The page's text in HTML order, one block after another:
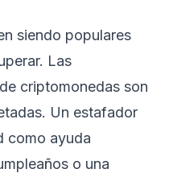
siendo populares
Las
criptomonedas son
Un estafador
como ayuda
o una